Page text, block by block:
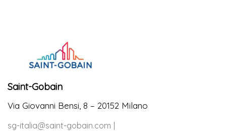
Saint-Gobain
Via Giovanni Bensi, 8 – 20152 Milano
sg-italia@saint-gobain.com